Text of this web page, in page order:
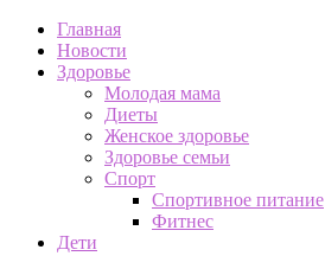
Главная
Новости
Здоровье
Молодая мама
Диеты
Женское здоровье
Здоровье семьи
Спорт
Спортивное питание
Фитнес
Дети